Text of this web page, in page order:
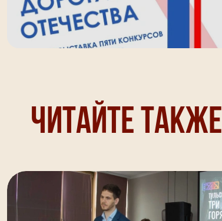
Читайте также